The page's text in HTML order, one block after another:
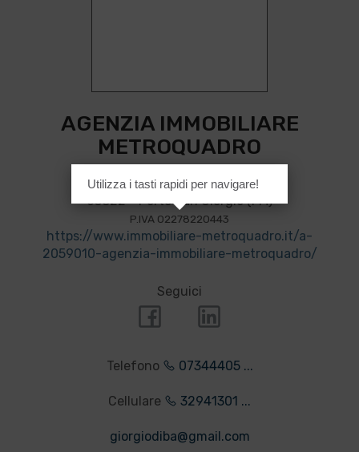
AGENZIA IMMOBILIARE
METROQUADRO
Via Giacomo Boni n.1
63822 - Porto San Giorgio (FM)
P.IVA 02278220443
https://www.immobiliare-metroquadro.it/a-
2059010-agenzia-immobiliare-metroquadro/
Seguici
Telefono 07344405 ...
Cellulare 32941301 ...
giorgiodiba@gmail.com
Utilizza i tasti rapidi per navigare!